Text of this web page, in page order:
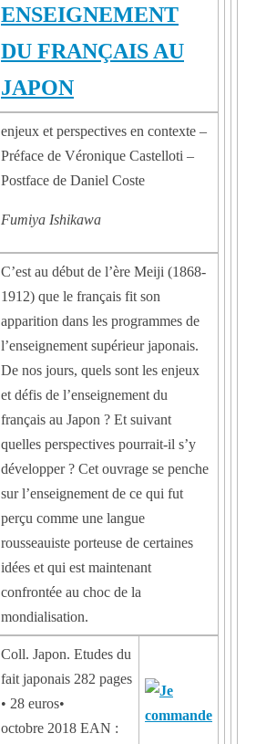
ENSEIGNEMENT
DU FRANÇAIS AU
JAPON
enjeux et perspectives en contexte –
Préface de Véronique Castelloti –
Postface de Daniel Coste
Fumiya Ishikawa
C’est au début de l’ère Meiji (1868-
1912) que le français fit son
apparition dans les programmes de
l’enseignement supérieur japonais.
De nos jours, quels sont les enjeux
et défis de l’enseignement du
français au Japon ? Et suivant
quelles perspectives pourrait-il s’y
développer ? Cet ouvrage se penche
sur l’enseignement de ce qui fut
perçu comme une langue
rousseauiste porteuse de certaines
idées et qui est maintenant
confrontée au choc de la
mondialisation.
Coll. Japon. Etudes du
fait japonais 282 pages
• 28 euros•
octobre 2018 EAN :